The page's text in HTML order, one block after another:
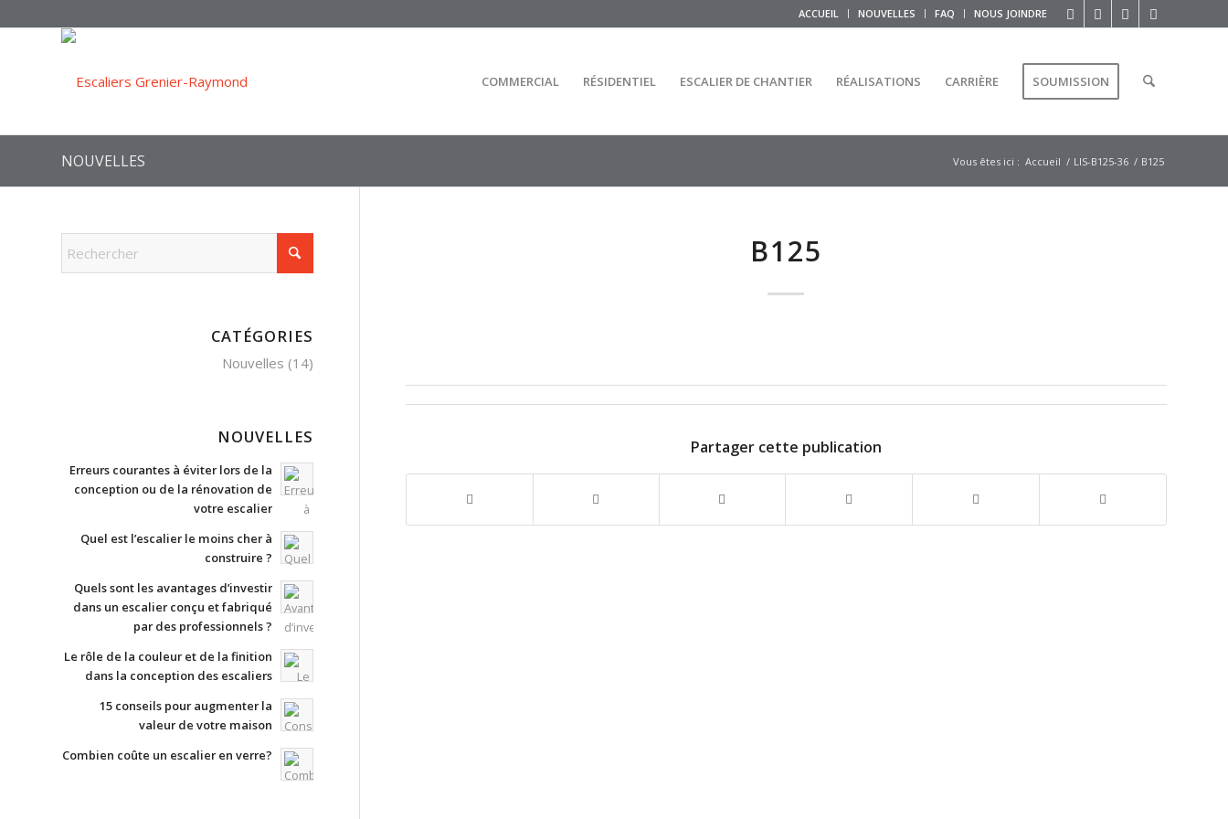
ACCUEIL NOUVELLES FAQ NOUS JOINDRE
COMMERCIAL RÉSIDENTIEL ESCALIER DE CHANTIER RÉALISATIONS CARRIÈRE SOUMISSION
NOUVELLES Vous êtes ici : Accueil / LIS-B125-36 / B125
B125
Partager cette publication
CATÉGORIES
Nouvelles (14)
NOUVELLES
Erreurs courantes à éviter lors de la
conception ou de la rénovation de
votre escalier
Quel est l’escalier le moins cher à
construire ?
Quels sont les avantages d’investir
dans un escalier conçu et fabriqué
par des professionnels ?
Le rôle de la couleur et de la finition
dans la conception des escaliers
15 conseils pour augmenter la
valeur de votre maison
Combien coûte un escalier en verre?